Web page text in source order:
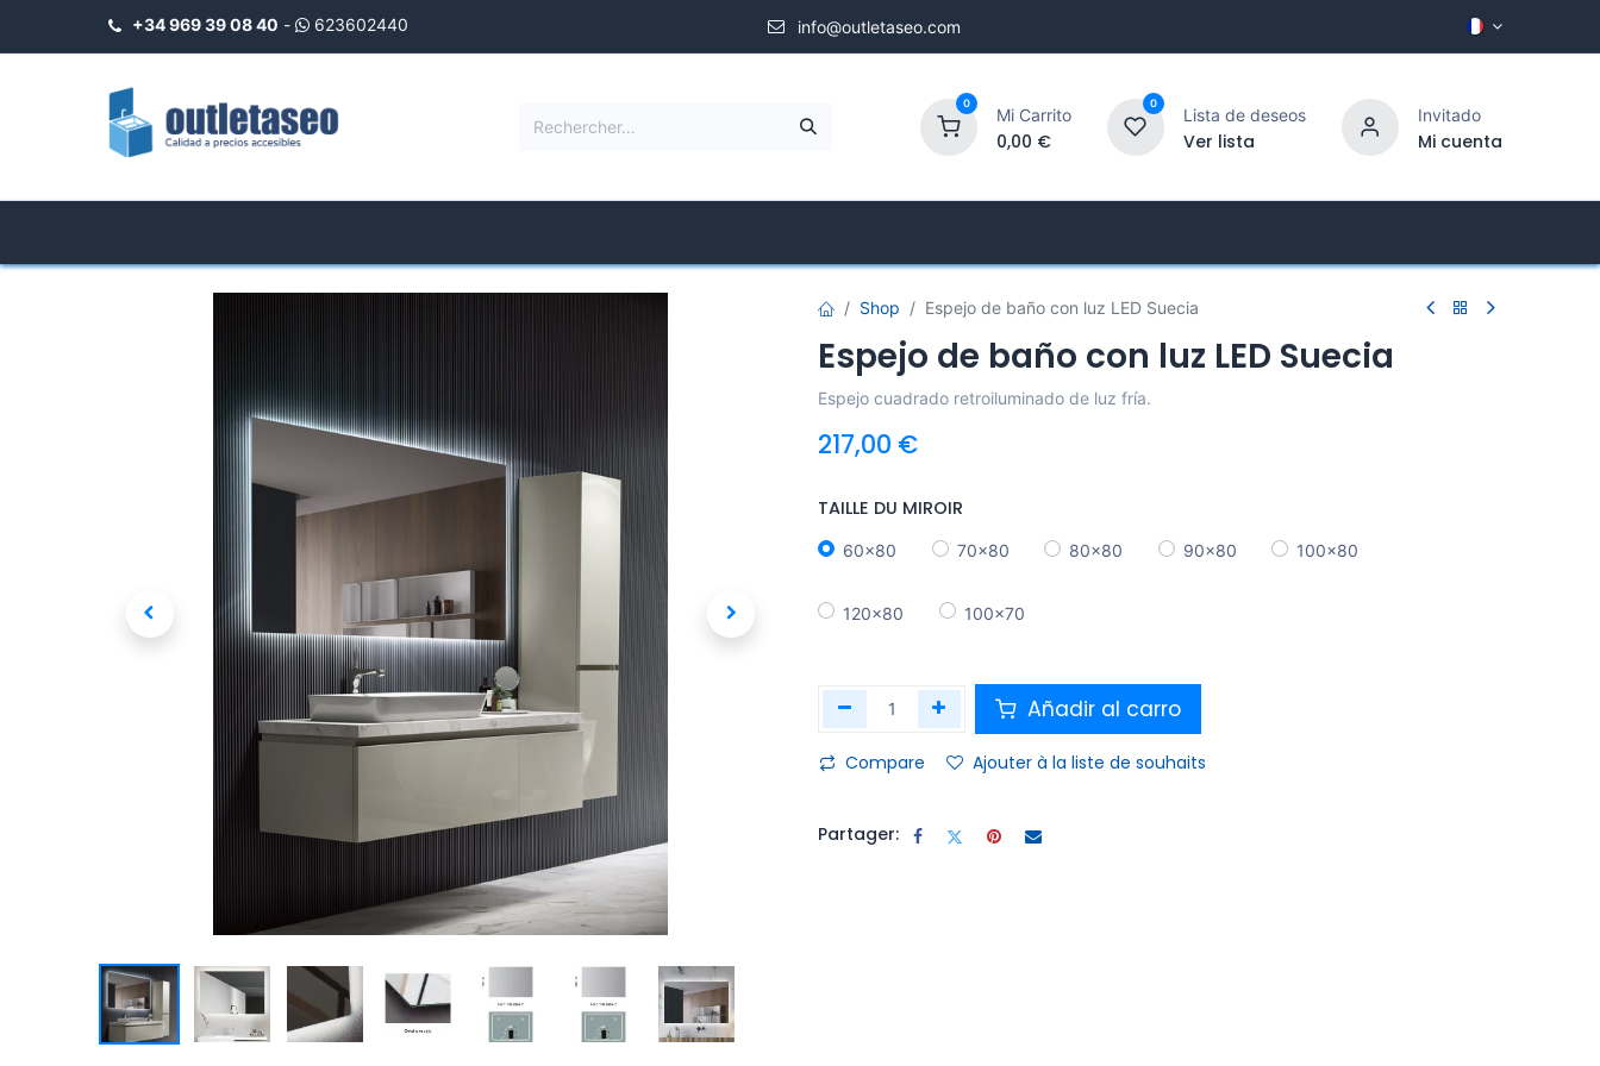
+34 969 39 08 40 - 623602440 info@outletaseo.com
0
Mi Carrito
0,00 €
0
Lista de deseos
Ver lista
Invitado
Mi cuenta
Shop Espejo de baño con luz LED Suecia
Espejo de baño con luz LED Suecia
Espejo cuadrado retroiluminado de luz fría.
217,00 €
TAILLE DU MIROIR
60x80 70x80 80x80 90x80 100x80
120x80 100x70
Añadir al carro
Compare Ajouter à la liste de souhaits
Partager: